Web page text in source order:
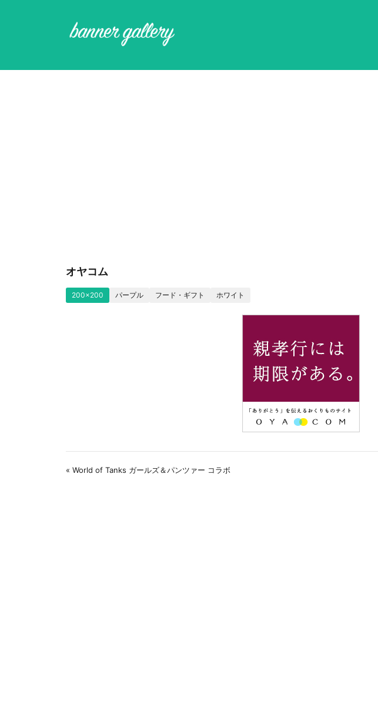
オヤコム
200x200 パープル フード・ギフト ホワイト
« World of Tanks ガールズ＆パンツァー コラボ